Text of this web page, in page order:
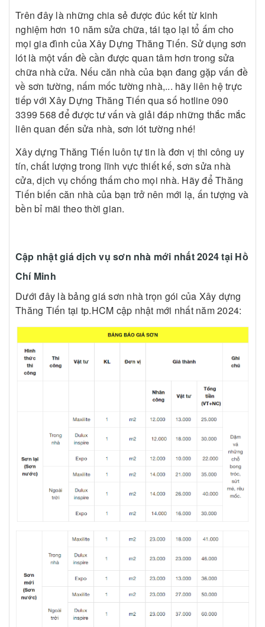
Trên đây là những chia sẻ được đúc kết từ kinh
nghiệm hơn 10 năm sửa chữa, tái tạo lại tổ ấm cho
mọi gia đình của Xây Dựng Thăng Tiến. Sử dụng sơn
lót là một vấn đề cần được quan tâm hơn trong sửa
chữa nhà cửa. Nếu căn nhà của bạn đang gặp vấn đề
về sơn tường, nấm mốc tường nhà,... hãy liên hệ trực
tiếp với Xây Dựng Thăng Tiến qua số hotline 090
3399 568 để được tư vấn và giải đáp những thắc mắc
liên quan đến sửa nhà, sơn lót tường nhé!
Xây dựng Thăng Tiến luôn tự tin là đơn vị thi công uy
tín, chất lượng trong lĩnh vực thiết kế, sơn sửa nhà
cửa, dịch vụ chống thấm cho mọi nhà. Hãy để Thăng
Tiến biến căn nhà của bạn trở nên mới lạ, ấn tượng và
bền bỉ mãi theo thời gian.
Cập nhật giá dịch vụ sơn nhà mới nhất 2024 tại Hồ
Chí Minh
Dưới đây là bảng giá sơn nhà trọn gói của Xây dựng
Thăng Tiến tại tp.HCM cập nhật mới nhất năm 2024: